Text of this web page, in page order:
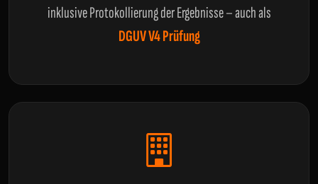
inklusive Protokollierung der Ergebnisse – auch als
DGUV V4 Prüfung